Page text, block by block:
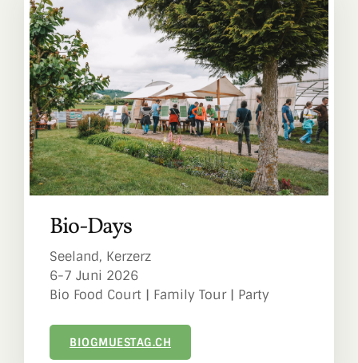
Bio-Days
Seeland, Kerzerz
6-7 Juni 2026
Bio Food Court | Family Tour | Party
BIOGMUESTAG.CH